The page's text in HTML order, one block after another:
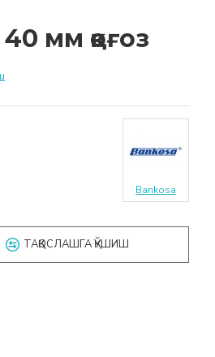
мм қоғоз
Bankosa
ТАҚҚОСЛАШГА ҚЎШИШ